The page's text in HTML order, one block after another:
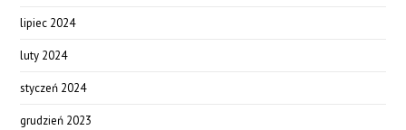
lipiec 2024
luty 2024
styczeń 2024
grudzień 2023